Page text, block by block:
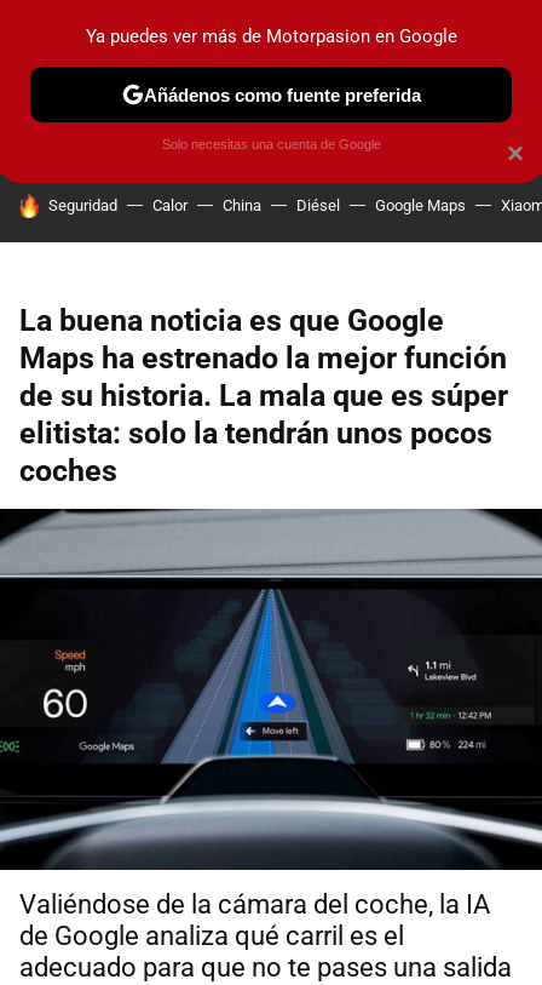
PRUEBAS COCHES ELÉCTRICOS OBSERVATORIO
HOY SE HABLA DE
Seguridad Calor China Diésel Google Maps
La buena noticia es que Google
Maps ha estrenado la mejor función
de su historia. La mala que es súper
elitista: solo la tendrán unos pocos
coches
Valiéndose de la cámara del coche, la IA
de Google analiza qué carril es el
adecuado para que no te pases una salida
×
Ya puedes ver más de Motorpasion en Google
Añádenos como fuente preferida
Solo necesitas una cuenta de Google